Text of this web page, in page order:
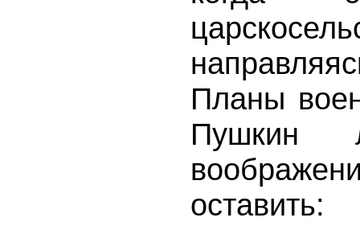
Планы
Пушкин